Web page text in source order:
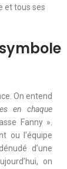
et tous ses
On entend
en chaque
Fanny ».
ou l’équipe
d’une
on